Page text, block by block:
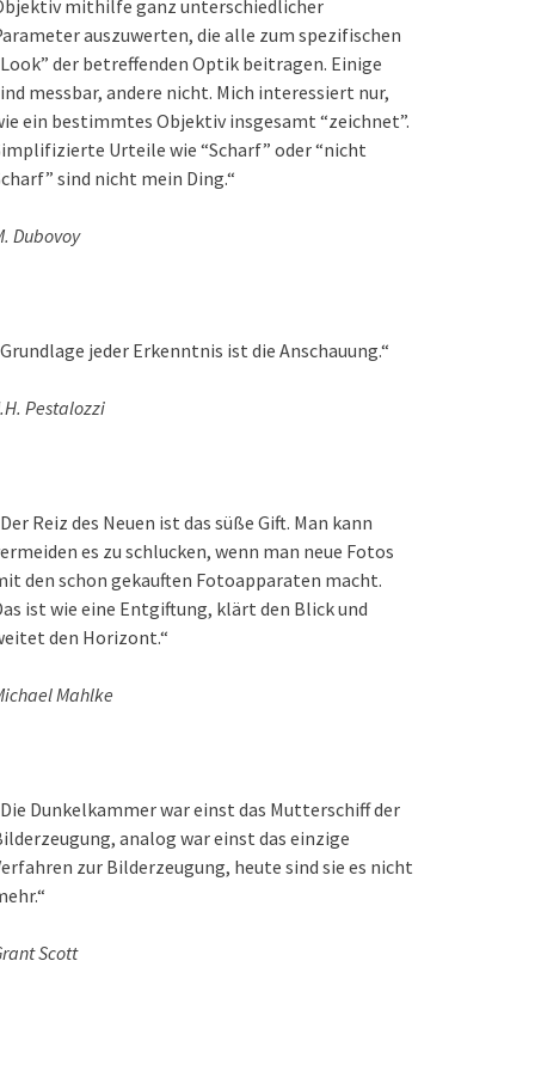
mithilfe ganz unterschiedlicher
auszuwerten, die alle zum spezifischen
der betreffenden Optik beitragen. Einige
messbar, andere nicht. Mich interessiert nur,
ein bestimmtes Objektiv insgesamt “zeichnet”.
Urteile wie “Scharf” oder “nicht
sind nicht mein Ding.“
Dubovoy
jeder Erkenntnis ist die Anschauung.“
Pestalozzi
Reiz des Neuen ist das süße Gift. Man kann
es zu schlucken, wenn man neue Fotos
den schon gekauften Fotoapparaten macht.
ist wie eine Entgiftung, klärt den Blick und
den Horizont.“
Mahlke
Dunkelkammer war einst das Mutterschiff der
analog war einst das einzige
zur Bilderzeugung, heute sind sie es nicht
Scott